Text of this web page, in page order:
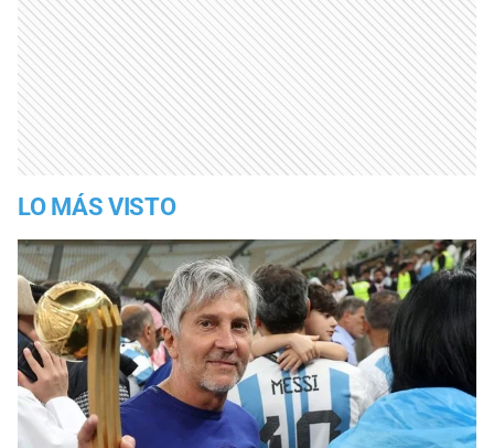
LO MÁS VISTO